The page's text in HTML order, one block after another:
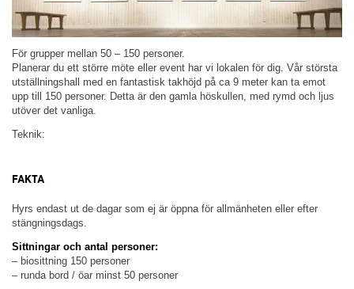
För grupper mellan 50 – 150 personer.
Planerar du ett större möte eller event har vi lokalen för dig. Vår största
utställningshall med en fantastisk takhöjd på ca 9 meter kan ta emot
upp till 150 personer. Detta är den gamla höskullen, med rymd och ljus
utöver det vanliga.
Teknik:
FAKTA
Hyrs endast ut de dagar som ej är öppna för allmänheten eller efter
stängningsdags.
Sittningar och antal personer:
– biosittning 150 personer
– runda bord / öar minst 50 personer